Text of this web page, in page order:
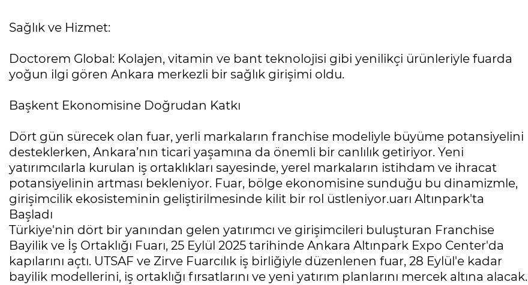
Sağlık ve Hizmet:
Doctorem Global: Kolajen, vitamin ve bant teknolojisi gibi yenilikçi ürünleriyle fuarda
yoğun ilgi gören Ankara merkezli bir sağlık girişimi oldu.
Başkent Ekonomisine Doğrudan Katkı
Dört gün sürecek olan fuar, yerli markaların franchise modeliyle büyüme potansiyelini
desteklerken, Ankara’nın ticari yaşamına da önemli bir canlılık getiriyor. Yeni
yatırımcılarla kurulan iş ortaklıkları sayesinde, yerel markaların istihdam ve ihracat
potansiyelinin artması bekleniyor. Fuar, bölge ekonomisine sunduğu bu dinamizmle,
girişimcilik ekosisteminin geliştirilmesinde kilit bir rol üstleniyor.uarı Altınpark'ta
Başladı
Türkiye'nin dört bir yanından gelen yatırımcı ve girişimcileri buluşturan Franchise
Bayilik ve İş Ortaklığı Fuarı, 25 Eylül 2025 tarihinde Ankara Altınpark Expo Center'da
kapılarını açtı. UTSAF ve Zirve Fuarcılık iş birliğiyle düzenlenen fuar, 28 Eylül'e kadar
bayilik modellerini, iş ortaklığı fırsatlarını ve yeni yatırım planlarını mercek altına alacak.